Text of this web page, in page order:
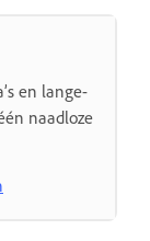
en lange-
naadloze